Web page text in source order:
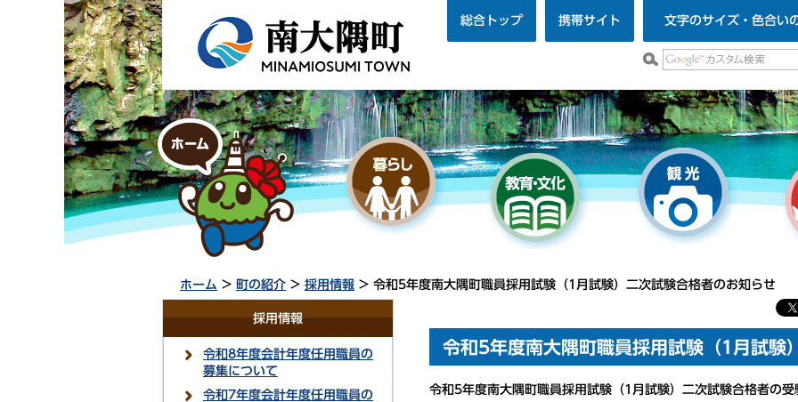
総合トップ 携帯サイト 文字のサイズ・色合い
ホーム > 町の紹介 > 採用情報 > 令和5年度南大隅町職員採用試験（1月試験）二次試験合格者のお知らせ
採用情報
令和8年度会計年度任用職員の
募集について
令和7年度会計年度任用職員の
令和5年度南大隅町職員採用試験（1月試験
令和5年度南大隅町職員採用試験（1月試験）二次試験合格者の受